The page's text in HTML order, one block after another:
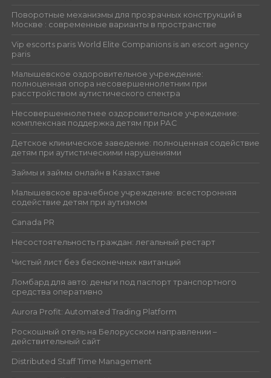
Поворотные механизмы для прозрачных конструкций в
Москве : современные варианты в пространстве
Vip escorts paris World Elite Companions is an escort agency
paris
Малышевское оздоровительное учреждение:
полноценная опора несовершеннолетним при
расстройством аутистического спектра
Несовершеннолетнее оздоровительное учреждение:
комплексная поддержка детям при РАС
Детское клиническое заведение: полноценная содействие
детям при аутистическими нарушениями
Займы и займы онлайн в Казахстане
Малышевское врачебное учреждение: всесторонняя
содействие детям при аутизмом
Canada PR
Несостоятельность граждан: легальный рестарт
Чистый лист без бесконечных квитанций
Ломбард для авто: деньги под паспорт транспортного
средства оперативно
Aurora Profit: Automated Trading Platform
Роскошный отель на Белорусском направлении –
действительный сайт
Distributed Staff Time Management